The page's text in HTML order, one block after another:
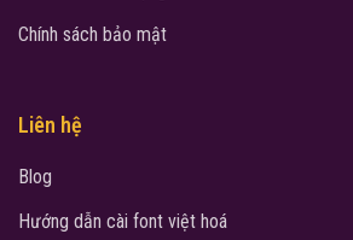
Chính sách bảo mật
Liên hệ
Blog
Hướng dẫn cài font việt hoá